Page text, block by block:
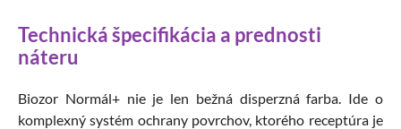
Technická špecifikácia a prednosti
náteru
Biozor Normál+ nie je len bežná disperzná farba. Ide o
komplexný systém ochrany povrchov, ktorého receptúra je